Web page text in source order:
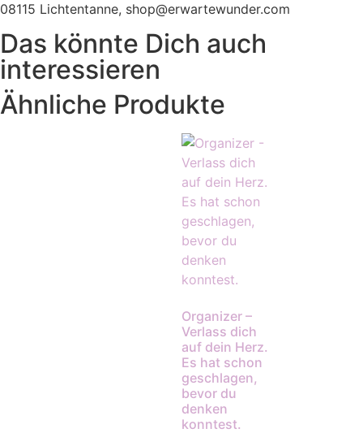
08115 Lichtentanne, shop@erwartewunder.com
Das könnte Dich auch
interessieren
Ähnliche Produkte
Organizer –
Verlass dich
auf dein Herz.
Es hat schon
geschlagen,
bevor du
denken
konntest.